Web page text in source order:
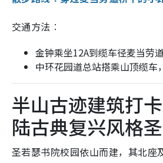
交通方法︰
金钟乘坐12A到缆车径麦当劳
中环花园道总站搭乘山顶缆车
半山古迹建筑打
陆古典复兴风格
圣若瑟书院校园依山而建，其北座